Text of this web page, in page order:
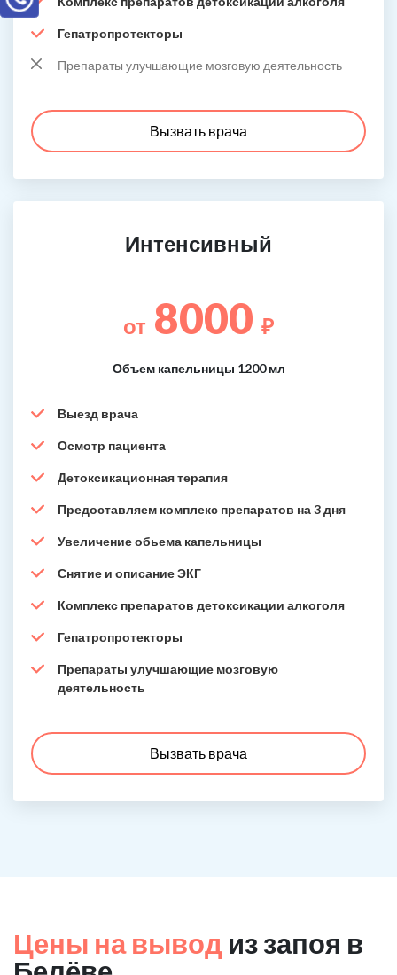
Гепатропротекторы
Препараты улучшающие мозговую деятельность
Вызвать врача
Интенсивный
от 8000 ₽
Объем капельницы 1200 мл
Выезд врача
Осмотр пациента
Детоксикационная терапия
Предоставляем комплекс препаратов на 3 дня
Увеличение обьема капельницы
Снятие и описание ЭКГ
Комплекс препаратов детоксикации алкоголя
Гепатропротекторы
Препараты улучшающие мозговую
деятельность
Вызвать врача
Цены на вывод из запоя в